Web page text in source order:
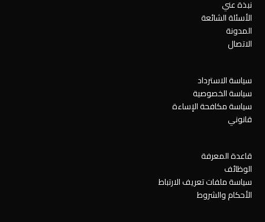
نبذة عني
الأسئلة الشائعة
المدونة
الاتصال
سياسة الاسترداد
سياسة الخصوصية
سياسة مكافحة الإساءة
قانوني
قاعدة المعرفة
الوظائف
سياسة ملفات تعريف الارتباط
الأحكام والشروط